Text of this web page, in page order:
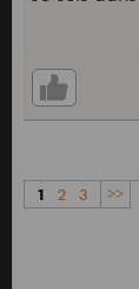
1 2 3 >>